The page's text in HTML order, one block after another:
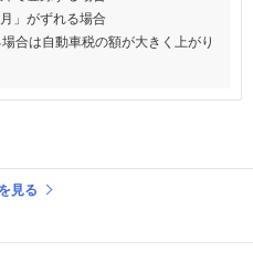
」がずれる場合
合は自動車税の額が大きく上がり
見る